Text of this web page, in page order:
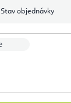
Stav objednávky